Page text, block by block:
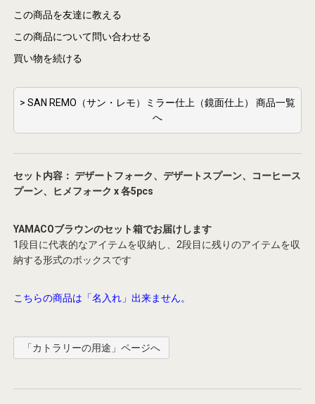
この商品を友達に教える
この商品について問い合わせる
買い物を続ける
> SAN REMO（サン・レモ）ミラー仕上（鏡面仕上） 商品一覧
へ
セット内容： デザートフォーク、デザートスプーン、コーヒース
プーン、ヒメフォーク x 各5pcs
YAMACOブラウンのセット箱でお届けします
1段目に代表的なアイテムを収納し、2段目に残りのアイテムを収
納する形式のボックスです
こちらの商品は「名入れ」出来ません。
「カトラリーの用途」ページへ